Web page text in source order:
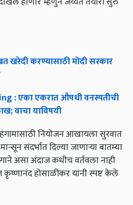
खरेदी करण्यासाठी मोदी सरकार
: एका एकरात औषधी वनस्पतीची
वाचा याविषयी
नियोजन आखायला सुरवात
संदर्भात दिल्या जाणाऱ्या बातम्या
असा अंदाज कधीच वर्तवला नाही
कृष्णानंद होसाळीकर यांनी स्पष्ट केले